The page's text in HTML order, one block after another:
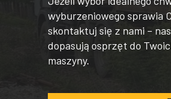
wyburzeniowego sprawia
skontaktuj się z nami –
dopasują osprzęt do
maszyny.